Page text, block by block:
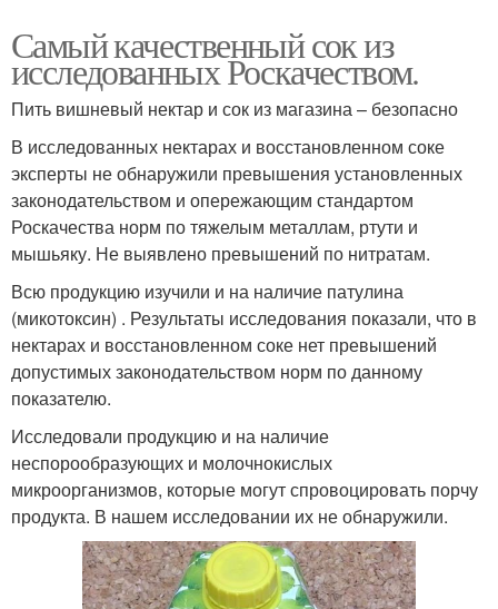
Самый качественный сок из
исследованных Роскачеством.
Пить вишневый нектар и сок из магазина – безопасно
В исследованных нектарах и восстановленном соке
эксперты не обнаружили превышения установленных
законодательством и опережающим стандартом
Роскачества норм по тяжелым металлам, ртути и
мышьяку. Не выявлено превышений по нитратам.
Всю продукцию изучили и на наличие патулина
(микотоксин) . Результаты исследования показали, что в
нектарах и восстановленном соке нет превышений
допустимых законодательством норм по данному
показателю.
Исследовали продукцию и на наличие
неспорообразующих и молочнокислых
микроорганизмов, которые могут спровоцировать порчу
продукта. В нашем исследовании их не обнаружили.